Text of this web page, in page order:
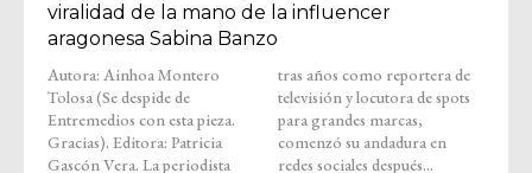
viralidad de la mano de la influencer
aragonesa Sabina Banzo
Autora: Ainhoa Montero
Tolosa (Se despide de
Entremedios con esta pieza.
Gracias). Editora: Patricia
Gascón Vera. La periodista
tras años como reportera de
televisión y locutora de spots
para grandes marcas,
comenzó su andadura en
redes sociales después...